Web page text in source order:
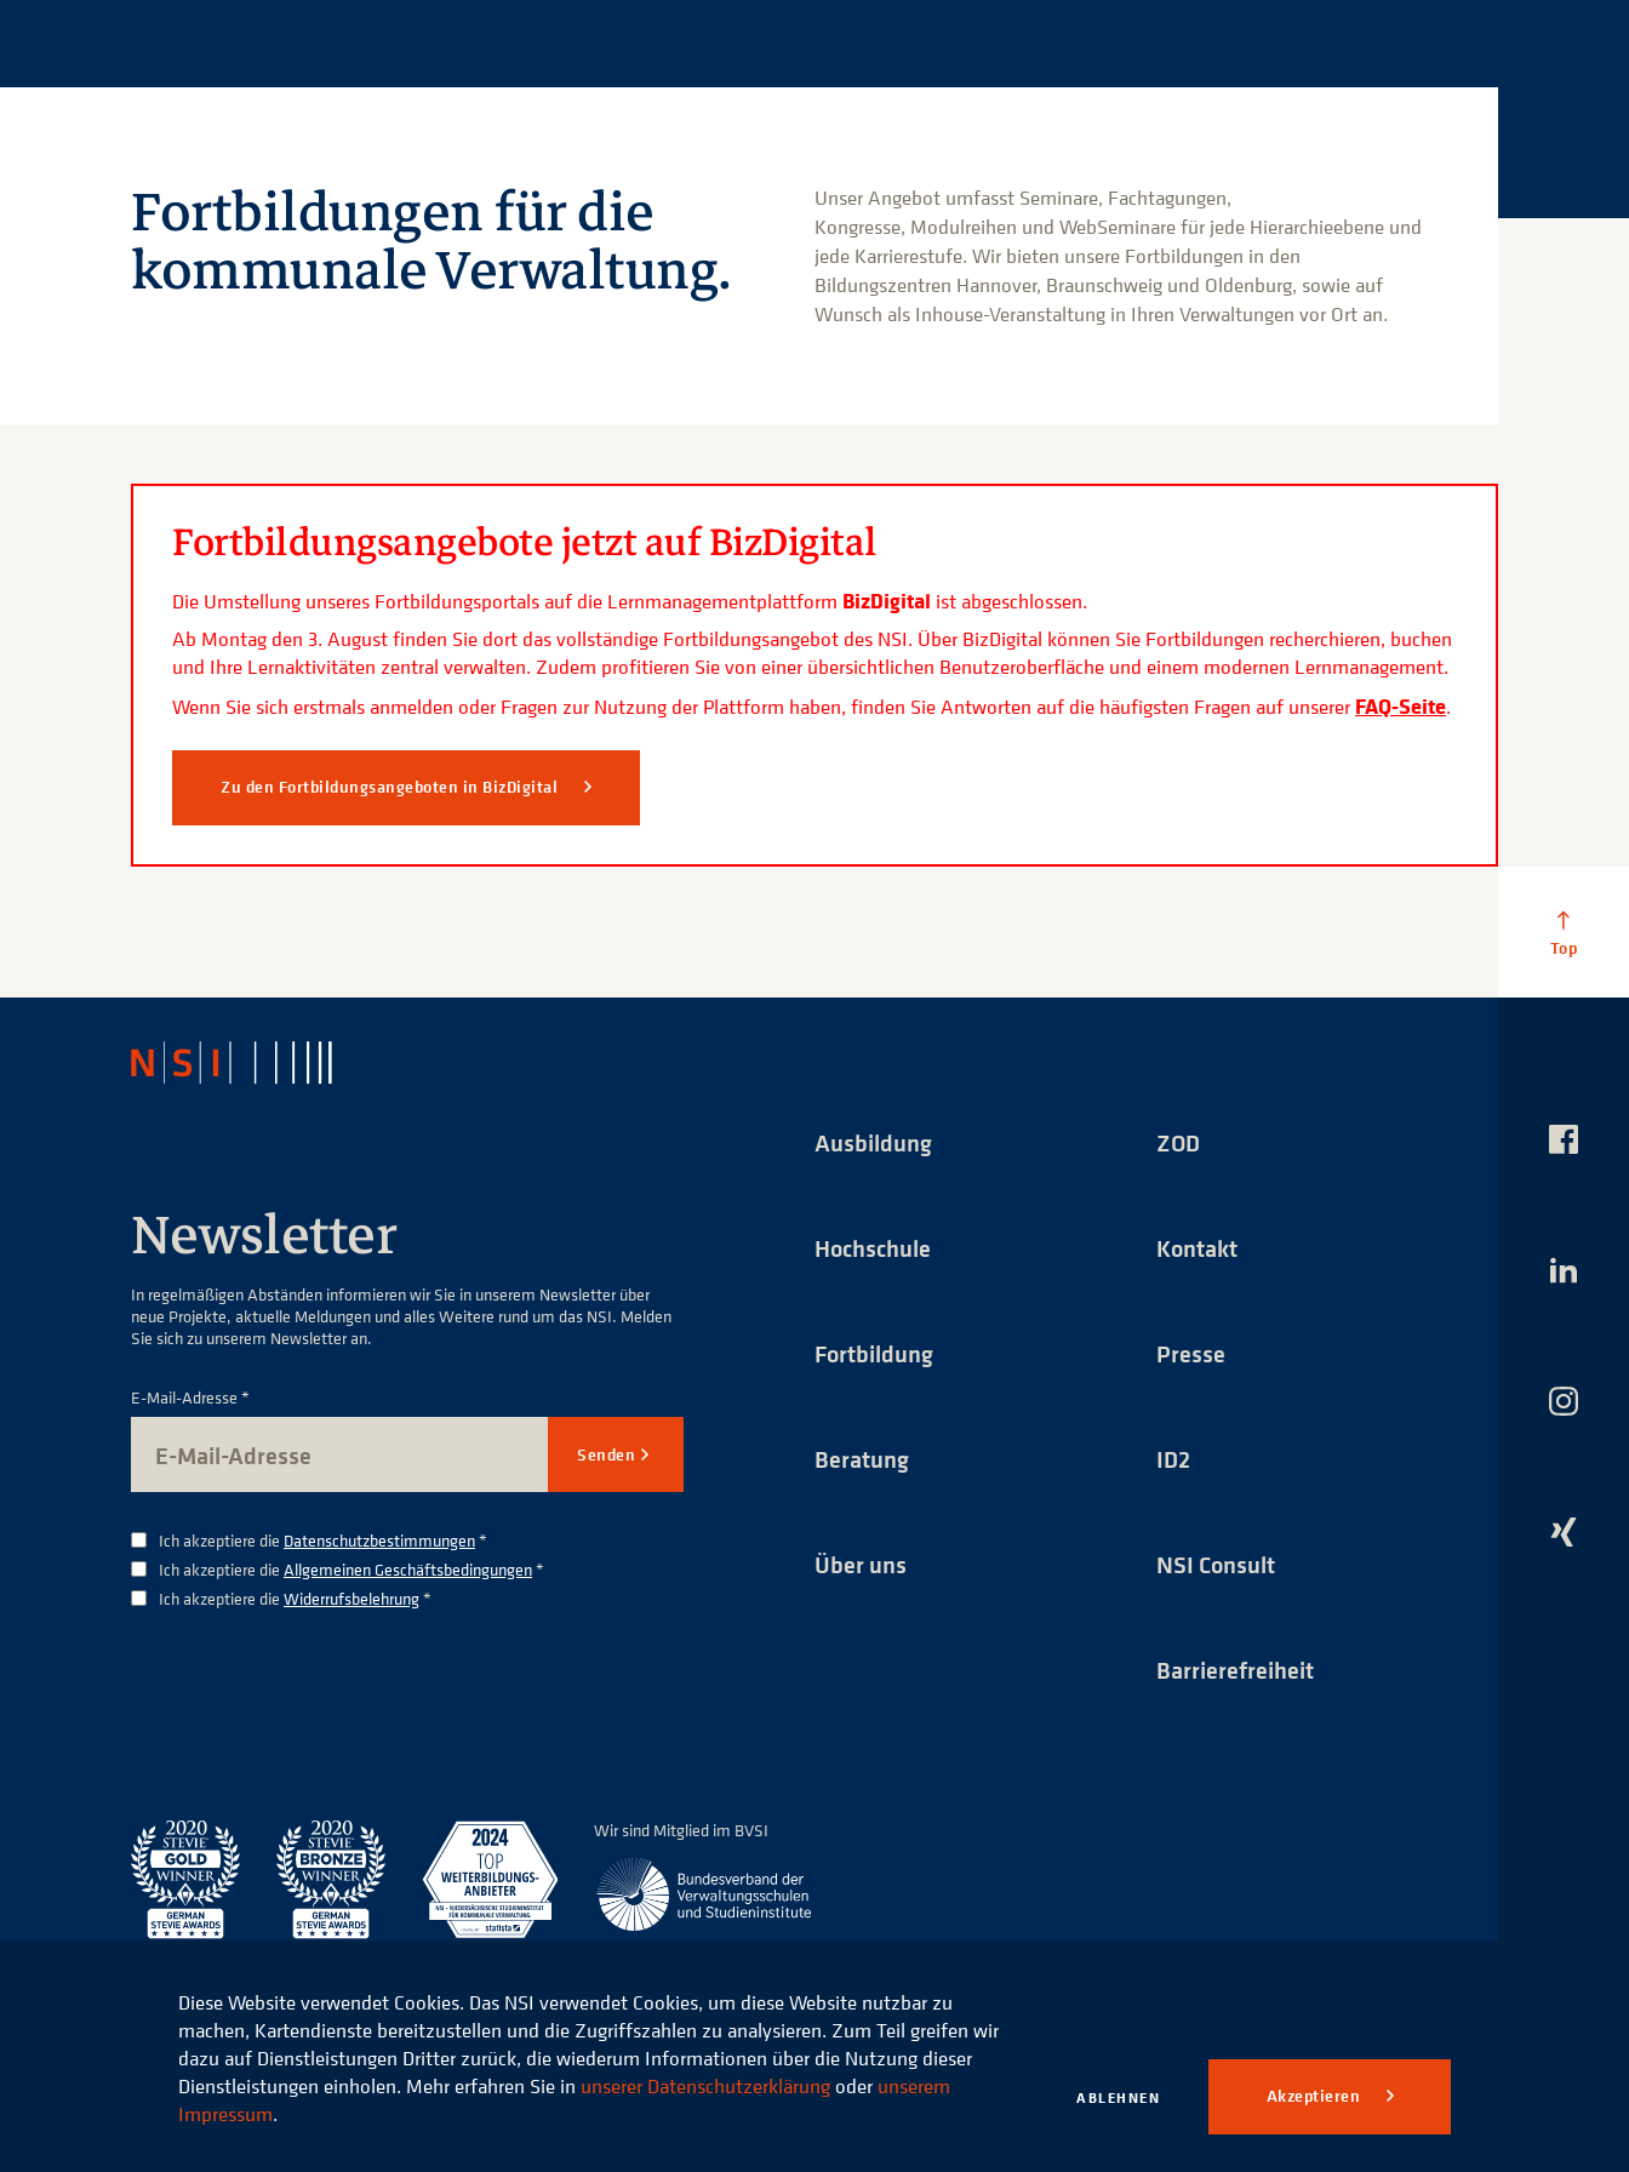
Fortbildungen für die
kommunale Verwaltung.
Unser Angebot umfasst Seminare, Fachtagungen,
Kongresse, Modulreihen und WebSeminare für jede Hierarchieebene und
jede Karrierestufe. Wir bieten unsere Fortbildungen in den
Bildungszentren Hannover, Braunschweig und Oldenburg, sowie auf
Wunsch als Inhouse-Veranstaltung in Ihren Verwaltungen vor Ort an.
Fortbildungsangebote jetzt auf BizDigital
Die Umstellung unseres Fortbildungsportals auf die Lernmanagementplattform BizDigital ist abgeschlossen.
Ab Montag den 3. August finden Sie dort das vollständige Fortbildungsangebot des NSI. Über BizDigital können Sie Fortbildungen recherchieren, buchen
und Ihre Lernaktivitäten zentral verwalten. Zudem profitieren Sie von einer übersichtlichen Benutzeroberfläche und einem modernen Lernmanagement.
Wenn Sie sich erstmals anmelden oder Fragen zur Nutzung der Plattform haben, finden Sie Antworten auf die häufigsten Fragen auf unserer FAQ-Seite.
Zu den Fortbildungsangeboten in BizDigital
Newsletter
In regelmäßigen Abständen informieren wir Sie in unserem Newsletter über
neue Projekte, aktuelle Meldungen und alles Weitere rund um das NSI. Melden
Sie sich zu unserem Newsletter an.
E-Mail-Adresse *
Senden
Ich akzeptiere die Datenschutzbestimmungen*
Ich akzeptiere die Allgemeinen Geschäftsbedingungen*
Ich akzeptiere die Widerrufsbelehrung*
Ausbildung
Hochschule
Fortbildung
Beratung
Über uns
ZOD
Kontakt
Presse
ID2
NSI Consult
Barrierefreiheit
Wir sind Mitglied im BVSI
Das
Das
Das
Das
© 2026 Niedersächsisches Studieninstitut für kommunale Verwaltung e.V. Datenschutz
Diese Website verwendet Cookies. Das NSI verwendet Cookies, um diese Website nutzbar zu
machen, Kartendienste bereitzustellen und die Zugriffszahlen zu analysieren. Zum Teil greifen wir
dazu auf Dienstleistungen Dritter zurück, die wiederum Informationen über die Nutzung dieser
Dienstleistungen einholen. Mehr erfahren Sie in unserer Datenschutzerklärung oder unserem
Impressum.
ABLEHNEN Akzeptieren